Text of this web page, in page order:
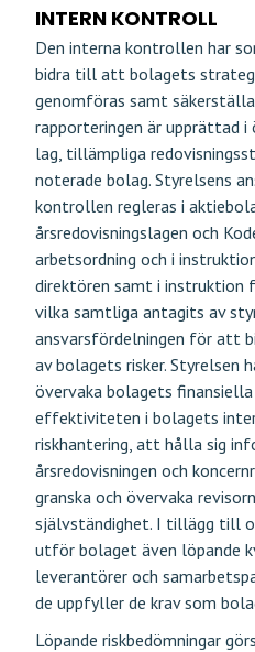
INTERN KONTROLL
Den interna kontrollen har
bidra till att bolagets
genomföras samt
rapporteringen är upprättad
lag, tillämpliga
noterade bolag. Styrelsens
kontrollen regleras i
årsredovisningslagen och
arbetsordning och i
direktören samt i instruktion
vilka samtliga antagits av
ansvarsfördelningen för att
av bolagets risker. Styrelsen
övervaka bolagets
effektiviteten i bolagets
riskhantering, att hålla sig
årsredovisningen och
granska och övervaka
självständighet. I tillägg till
utför bolaget även löpande
leverantörer och
de uppfyller de krav som
Löpande riskbedömningar